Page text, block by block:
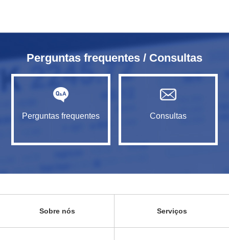
Perguntas frequentes / Consultas
Perguntas frequentes Consultas
Sobre nós Serviços